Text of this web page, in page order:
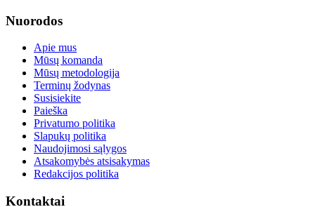
Nuorodos
Apie mus
Mūsų komanda
Mūsų metodologija
Terminų žodynas
Susisiekite
Paieška
Privatumo politika
Slapukų politika
Naudojimosi sąlygos
Atsakomybės atsisakymas
Redakcijos politika
Kontaktai